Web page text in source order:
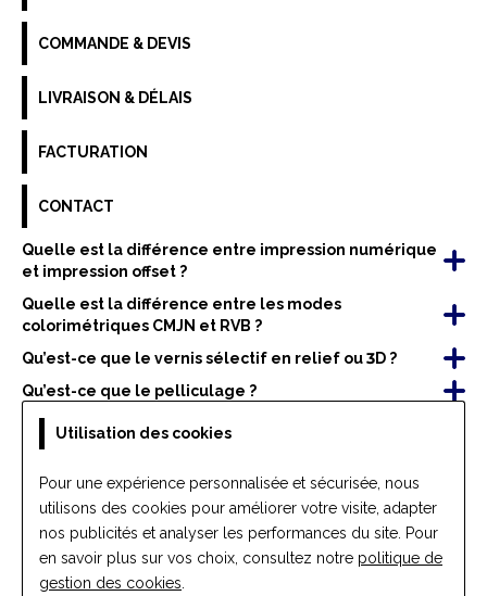
Utilisation des cookies
Pour une expérience personnalisée et sécurisée, nous
utilisons des cookies pour améliorer votre visite, adapter
nos publicités et analyser les performances du site. Pour
en savoir plus sur vos choix, consultez notre politique de
gestion des cookies
COMMANDE & DEVIS
LIVRAISON & DÉLAIS
FACTURATION
CONTACT
Quelle est la différence entre impression numérique
et impression offset ?
Quelle est la différence entre les modes
colorimétriques CMJN et RVB ?
Qu’est-ce que le vernis sélectif en relief ou 3D ?
Qu’est-ce que le pelliculage ?
Quelle est la différence entre rainage et pliage ?